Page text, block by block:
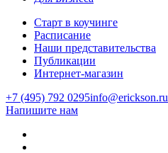
Старт в коучинге
Расписание
Наши представительства
Публикации
Интернет-магазин
+7 (495) 792 0295info@erickson.ru
Напишите нам